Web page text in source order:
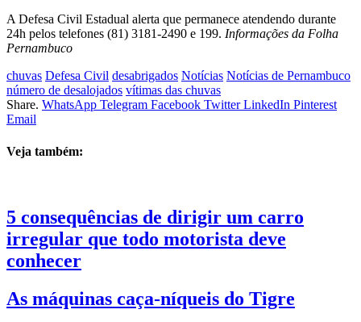
A Defesa Civil Estadual alerta que permanece atendendo durante
24h pelos telefones (81) 3181-2490 e 199. Informações da Folha
Pernambuco
chuvas Defesa Civil desabrigados Notícias Notícias de Pernambuco
número de desalojados vítimas das chuvas
Share. WhatsApp Telegram Facebook Twitter LinkedIn Pinterest
Email
Veja também:
5 consequências de dirigir um carro
irregular que todo motorista deve
conhecer
As máquinas caça-níqueis do Tigre